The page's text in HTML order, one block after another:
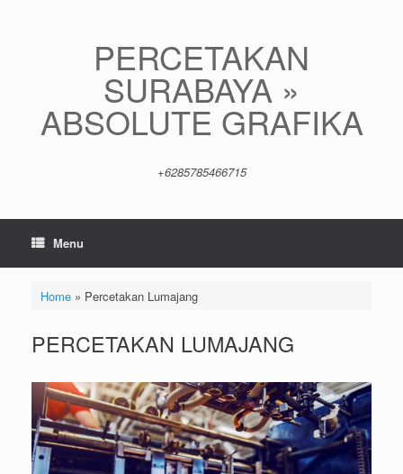
PERCETAKAN
SURABAYA »
ABSOLUTE GRAFIKA
+6285785466715
Menu
Home» Percetakan Lumajang
PERCETAKAN LUMAJANG